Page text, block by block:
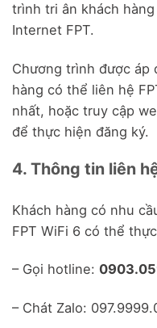
trình tri ân khách
Internet FPT.
Chương trình được áp
hàng có thể liên hệ
nhất, hoặc truy cập
để thực hiện đăng ký.
4. Thông tin liên
Khách hàng có nhu
FPT WiFi 6 có thể
– Gọi hotline:
– Chát Zalo: